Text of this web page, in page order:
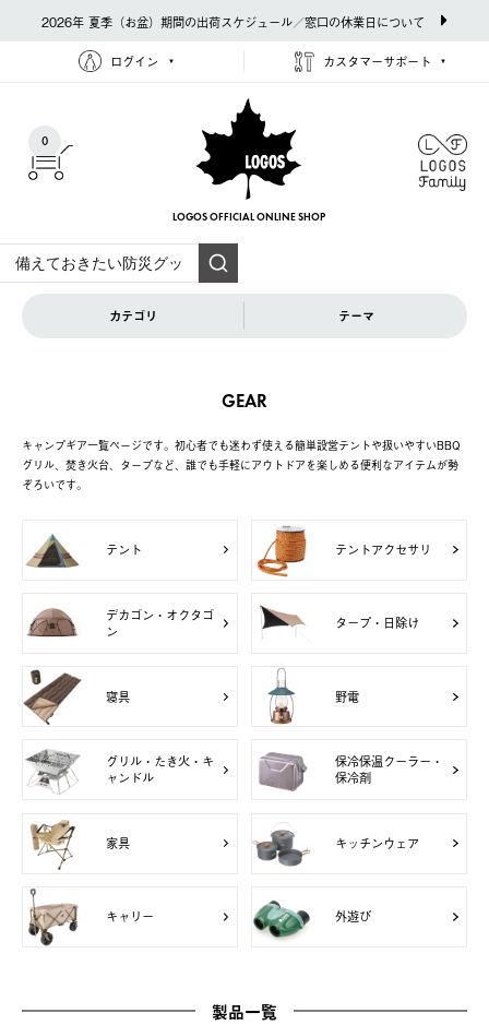
2026年 夏季（お盆）期間の出荷スケジュール／窓口の休業日について
ログイン カスタマーサポート
0
LOGOS OFFICIAL ONLINE SHOP
カテゴリ テーマ
GEAR
キャンプギア一覧ページです。初心者でも迷わず使える簡単設営テントや扱いやすいBBQ
グリル、焚き火台、タープなど、誰でも手軽にアウトドアを楽しめる便利なアイテムが勢
ぞろいです。
テント テントアクセサリ
デカゴン・オクタゴ
ン
タープ・日除け
寝具 野電
グリル・たき火・キ
ャンドル
保冷保温クーラー・
保冷剤
家具 キッチンウェア
キャリー 外遊び
製品一覧